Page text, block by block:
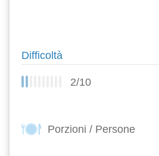
Difficoltà
2/10
Porzioni / Persone